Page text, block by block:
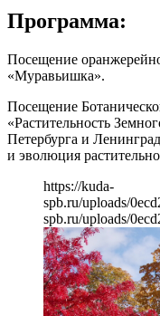
Программа:
Посещение
«Муравьишка».
Посещение
«Растительность
Петербурга и
и эволюция
https://kuda-
spb.ru/uploads/
spb.ru/uploads/